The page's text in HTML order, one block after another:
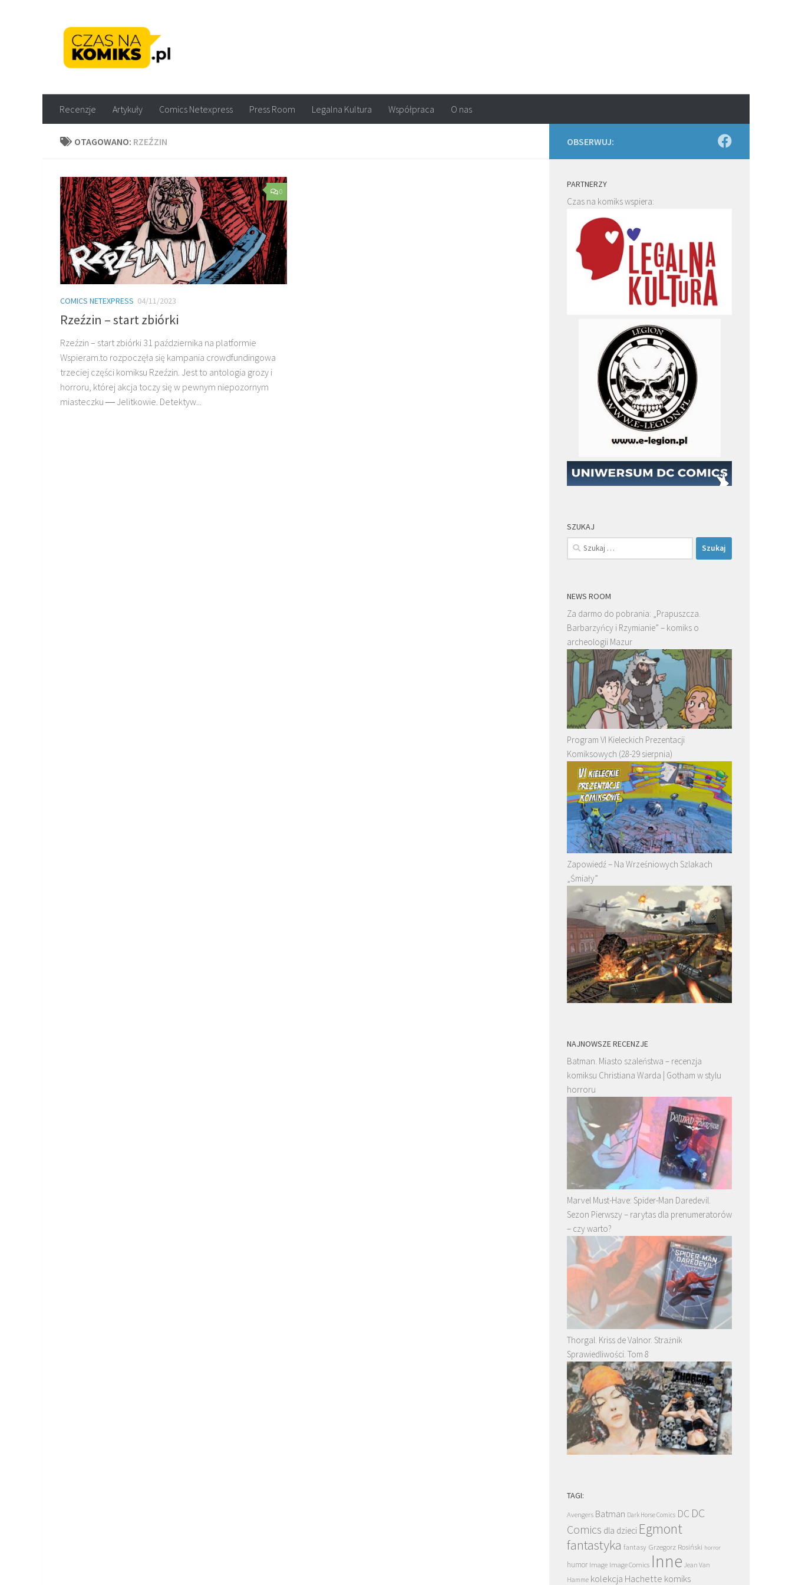
Recenzje Artykuły Comics Netexpress Press Room Legalna Kultura Współpraca O nas
OTAGOWANO: RZEŹZIN
0
COMICS NETEXPRESS 04/11/2023
Rzeźzin – start zbiórki
Rzeźzin – start zbiórki 31 października na platformie
Wspieram.to rozpoczęła się kampania crowdfundingowa
trzeciej części komiksu Rzeźzin. Jest to antologia grozy i
horroru, której akcja toczy się w pewnym niepozornym
miasteczku ― Jelitkowie. Detektyw...
OBSERWUJ:
PARTNERZY
Czas na komiks wspiera:
SZUKAJ
Szukaj:
NEWS ROOM
Za darmo do pobrania: „Prapuszcza.
Barbarzyńcy i Rzymianie” – komiks o
archeologii Mazur
Program VI Kieleckich Prezentacji
Komiksowych (28-29 sierpnia)
Zapowiedź – Na Wrześniowych Szlakach
„Śmiały”
NAJNOWSZE RECENZJE
Batman. Miasto szaleństwa – recenzja
komiksu Christiana Warda | Gotham w stylu
horroru
Marvel Must-Have: Spider-Man Daredevil.
Sezon Pierwszy – rarytas dla prenumeratorów
– czy warto?
Thorgal. Kriss de Valnor. Strażnik
Sprawiedliwości. Tom 8
TAGI:
Avengers Batman Dark Horse Comics DC DC
Comics dla dzieci Egmont
fantastyka fantasy Grzegorz Rosiński horror
humor Image Image Comics Inne Jean Van
Hamme kolekcja Hachette komiks